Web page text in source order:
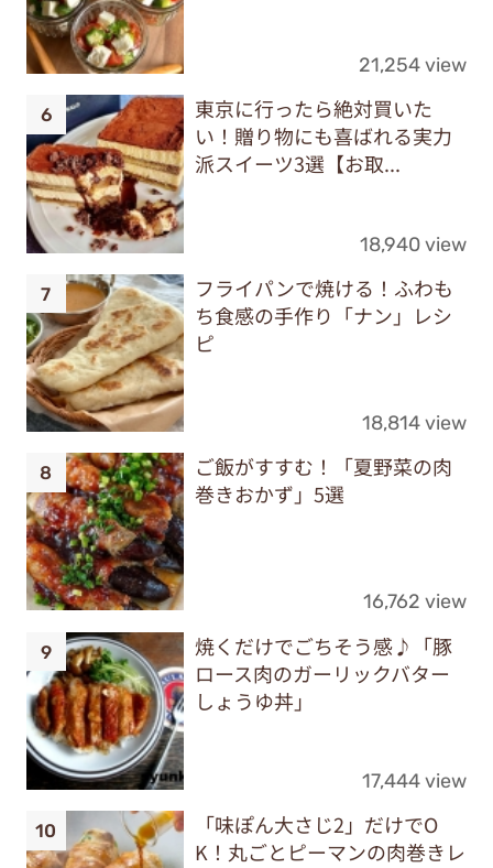
21,254 view
東京に行ったら絶対買いた
い！贈り物にも喜ばれる実力
派スイーツ3選【お取...
18,940 view
フライパンで焼ける！ふわも
ち食感の手作り「ナン」レシ
ピ
18,814 view
ご飯がすすむ！「夏野菜の肉
巻きおかず」5選
16,762 view
焼くだけでごちそう感♪「豚
ロース肉のガーリックバター
しょうゆ丼」
17,444 view
「味ぽん大さじ2」だけでO
K！丸ごとピーマンの肉巻きレ